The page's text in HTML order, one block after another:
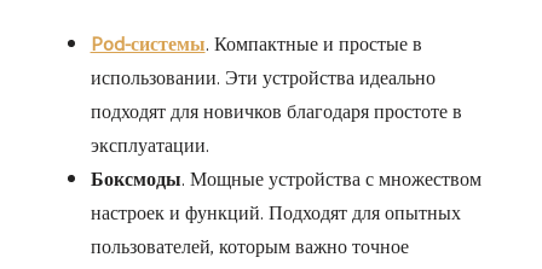
Pod-системы. Компактные и простые в
использовании. Эти устройства идеально
подходят для новичков благодаря простоте в
эксплуатации.
Боксмоды. Мощные устройства с множеством
настроек и функций. Подходят для опытных
пользователей, которым важно точное